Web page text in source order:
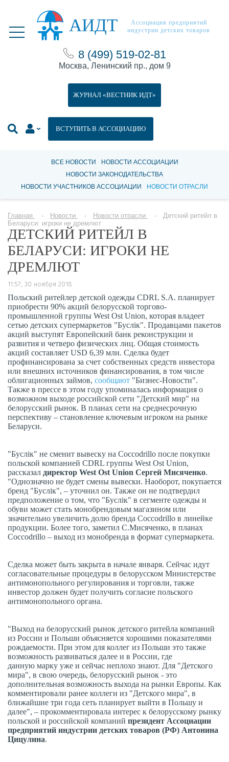
АИДТ
Ассоциация предприятий
индустрии детских товаров
8 (499) 519-02-81
Москва, Ленинский пр., дом 9
ВСТУПИТЬ В АССОЦИАЦИЮ
ЖУРНАЛ «ВЕСТНИК ИДТ»
ВСЕ НОВОСТИ
НОВОСТИ АССОЦИАЦИИ
НОВОСТИ ЗАКОНОДАТЕЛЬСТВА
НОВОСТИ УЧАСТНИКОВ АССОЦИАЦИИ
НОВОСТИ ОТРАСЛИ
Главная Новости Новости отрасли
Детский ритейл в
Беларуси: игроки не дремлют
ДЕТСКИЙ РИТЕЙЛ В
БЕЛАРУСИ: ИГРОКИ НЕ
ДРЕМЛЮТ
11:57, 30 ноября 2018
Польский ритейлер детской одежды CDRL S.A. планирует
приобрести 90% акций белорусской торгово-
промышленной группы West Ost Union, которая владеет
сетью детских супермаркетов "Буслiк". Продавцами пакетов
акций выступят Европейский банк реконструкции и
развития и четверо физических лиц. Общая стоимость
акций составляет USD 6,39 млн. Сделка будет
профинансирована за счет собственных средств инвестора
или внешних источников финансирования, в том числе
облигационных займов, сообщают "Бизнес-Новости".
Также в прессе в этом году упоминалась информация о
возможном выходе российской сети "Детский мир" на
белорусский рынок. В планах сети на среднесрочную
перспективу – становление ключевым игроком на рынке
Беларуси.
"Буслiк" не сменит вывеску на Coccodrillo после покупки
польской компанией CDRL группы West Ost Union,
рассказал директор West Ost Union Сергей Мисяченко.
"Однозначно не будет смены вывески. Наоборот, покупается
бренд "Буслiк", – уточнил он. Также он не подтвердил
предположение о том, что "Буслiк" в сегменте одежды и
обуви может стать монобрендовым магазином или
значительно увеличить долю бренда Coccodrillo в линейке
продукции. Более того, заметил С.Мисяченко, в планах
Coccodrillo – выход из монобренда в формат супермаркета.
Сделка может быть закрыта в начале января. Сейчас идут
согласовательные процедуры в белорусском Министерстве
антимонопольного регулирования и торговли, также
инвестор должен будет получить согласие польского
антимонопольного органа.
"Выход на белорусский рынок детского ритейла компаний
из России и Польши объясняется хорошими показателями
рождаемости. При этом для коллег из Польши это также
возможность развиваться далее и в России, где
данную марку уже и сейчас неплохо знают. Для "Детского
мира", в свою очередь, белорусский рынок - это
дополнительная возможность выхода на рынки Европы. Как
комментировали ранее коллеги из "Детского мира", в
ближайшие три года сеть планирует выйти в Польшу и
далее", – прокомментировала интерес к белорусскому рынку
польской и российской компаний президент Ассоциации
предприятий индустрии детских товаров (РФ) Антонина
Цицулина.